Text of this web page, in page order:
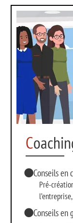
C
Conseils en
Pré-
Conseils en